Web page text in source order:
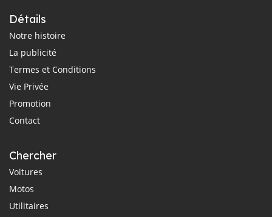
Détails
Notre histoire
La publicité
Termes et Conditions
Vie Privée
Promotion
Contact
Chercher
Voitures
Motos
Utilitaires